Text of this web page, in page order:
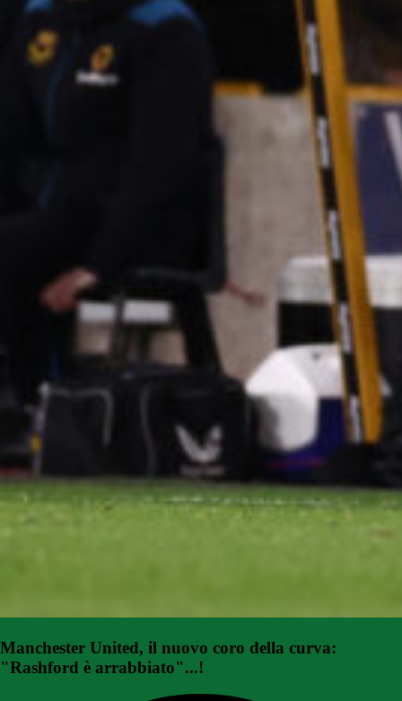
Manchester United, il nuovo coro della curva:
"Rashford è arrabbiato"...!